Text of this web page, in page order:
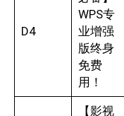
D4
WPS专
业增强
版终身
免费
用！
【影视